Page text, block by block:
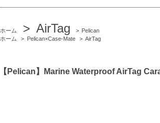
ホーム > AirTag > Pelican
ホーム
> Pelican×Case-Mate > AirTag
【Pelican】Marine Waterproof AirTag